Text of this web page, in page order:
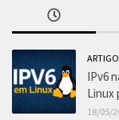
IPv6
Linux
18/05/